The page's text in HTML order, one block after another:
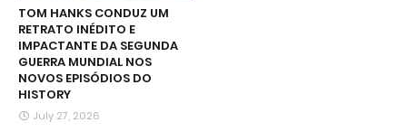
TOM HANKS CONDUZ UM
RETRATO INÉDITO E
IMPACTANTE DA SEGUNDA
GUERRA MUNDIAL NOS
NOVOS EPISÓDIOS DO
HISTORY
July 27, 2026